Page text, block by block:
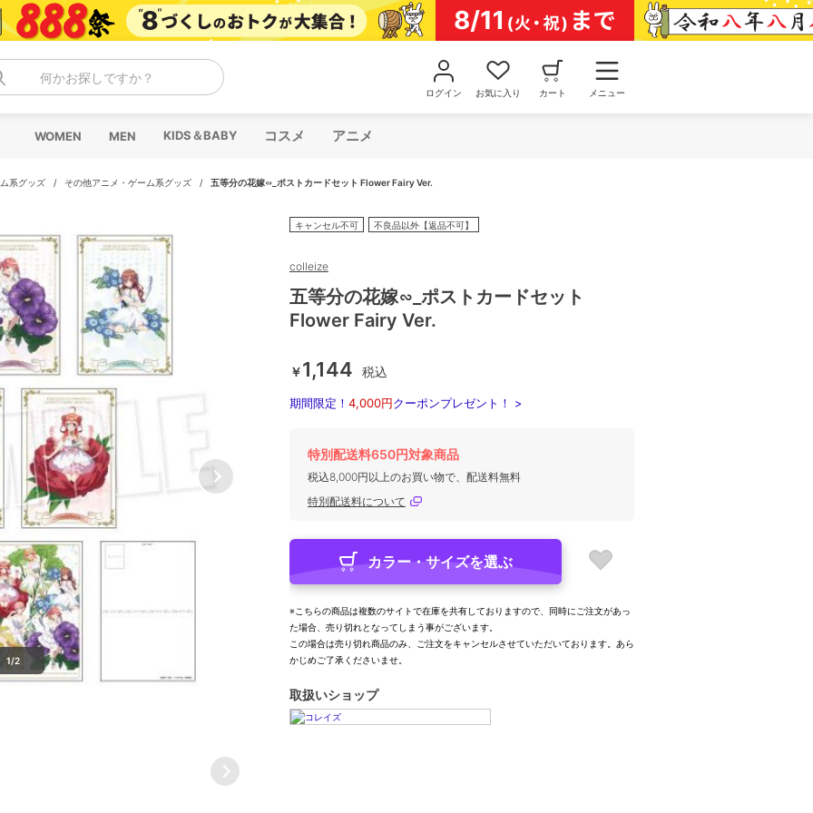
何かお探しですか？
ログイン お気に入り カート メニュー
WOMEN MEN KIDS＆BABY コスメ アニメ
系グッズ / その他アニメ・ゲーム系グッズ / 五等分の花嫁∽_ポストカードセット Flower Fairy Ver.
1/2
キャンセル不可 不良品以外【返品不可】
colleize
五等分の花嫁∽_ポストカードセット
Flower Fairy Ver.
￥1,144 税込
期間限定！ 4,000円クーポンプレゼント！ >
特別配送料650円対象商品
税込8,000円以上のお買い物で、配送料無料
特別配送料について
カラー・サイズを選ぶ
※こちらの商品は複数のサイトで在庫を共有しておりますので、同時にご注文があっ
た場合、売り切れとなってしまう事がございます。
この場合は売り切れ商品のみ、ご注文をキャンセルさせていただいております。あら
かじめご了承くださいませ。
取扱いショップ